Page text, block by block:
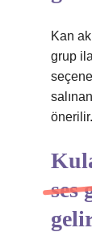
Kan
grup
önerilir.
ses